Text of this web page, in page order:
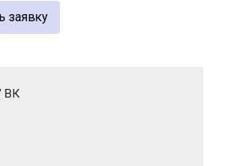
заявку
ВК